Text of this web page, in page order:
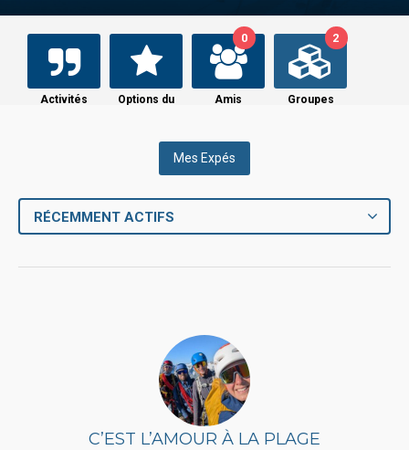
Films
Agenda
Activités
Options du
Amis
0
Groupes
2
Mes Expés
RÉCEMMENT ACTIFS
C’EST L’AMOUR À LA PLAGE